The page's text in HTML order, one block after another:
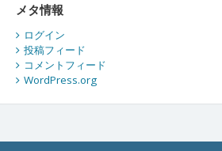
メタ情報
ログイン
投稿フィード
コメントフィード
WordPress.org